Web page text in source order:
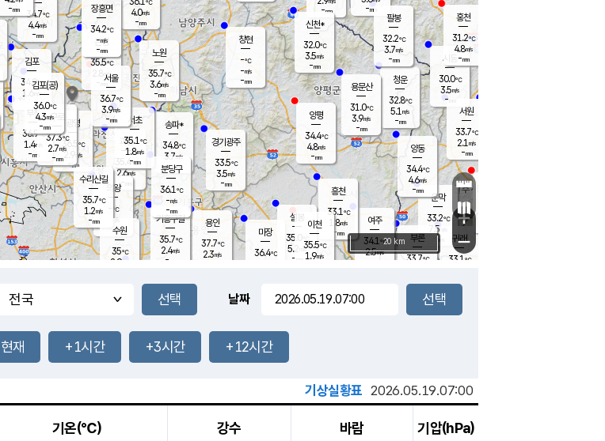
문막
33.2℃
7.5m/s
mm
-mm
부론
33.7℃
과천
35.4℃
2.6m/s
- mm
-mm
-mm
청운
32.8℃
5.1 m/s
-mm
팔봉
32.2℃
3.7m/s
-mm
-mm
용인
37.7℃
2.3m/s
여주
34.1℃
2.5m/s
양동
34.4℃
4.6m/s
-mm
경기광주
33.5℃
3.5m/s
-mm
장호원
35.4
℃
34.7℃
4.4m/s
-mm
신천*
32.0℃
3.5m/s
-mm
창현
-℃
-m/s
-mm
-mm
37.1℃
2.2m/s
-mm
흥천
33.1℃
1.8m/s
-mm
마장
36.4℃
의왕
- ℃
m/s
mm
김포
34.9℃
1.6 m/s
mm
설봉
35.0
5.2 m/s
- mm
광명
36.5 ℃
2.9 m/s
-mm
부천
36.9℃
1.4m/s
-mm
-mm
구로
37.3℃
2.7m/s
-mm
은평
35.5℃
2.8 m/s
- mm
노원
35.7℃
3.6m/s
-mm
송파*
34.8℃
3.7m/s
-mm
서초
35.1℃
1.8m/s
-mm
℃
4.0m/s
-mm
기흥구갈
35.7℃
2.4m/s
-
수리산길
35.7℃
1.2m/s
-mm
분당구
36.1℃
-m/s
-mm
장흥면
34.2℃
-m/s
-mm
시동
30.0℃
3.5m/s
- mm
귀래
33.1 ℃
서원
33.7℃
2.1 m/s
-mm
용문산
31.0℃
3.9m/s
-mm
김포(공)
36.0℃
4.3m/s
-mm
홍천
31.2℃
4.8m/s
-mm
이천
35.5℃
1.9m/s
양평
34.4℃
4.8m/s
-mm
수원
35℃
2.9m/s
서울
36.7℃
3.9m/s
-mm
+
−
20 km
날짜
현재 +1시간 +3시간 +12시간
기상실황표 2026.05.19.07:00
기온(℃) 강수 바람 기압(hPa)